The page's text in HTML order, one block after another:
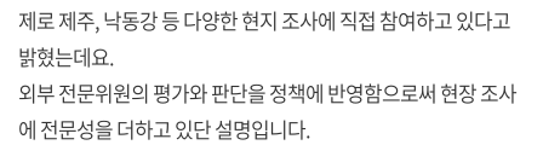
제로 제주, 낙동강 등 다양한 현지 조사에 직접 참여하고 있다고
밝혔는데요.
외부 전문위원의 평가와 판단을 정책에 반영함으로써 현장 조사
에 전문성을 더하고 있단 설명입니다.